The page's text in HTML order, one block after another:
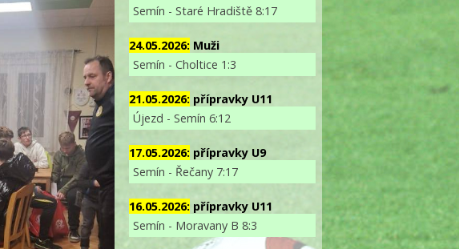
Semín - Staré Hradiště 8:17
24.05.2026: Muži
Semín - Choltice 1:3
21.05.2026: přípravky U11
Újezd - Semín 6:12
17.05.2026: přípravky U9
Semín - Řečany 7:17
16.05.2026: přípravky U11
Semín - Moravany B 8:3